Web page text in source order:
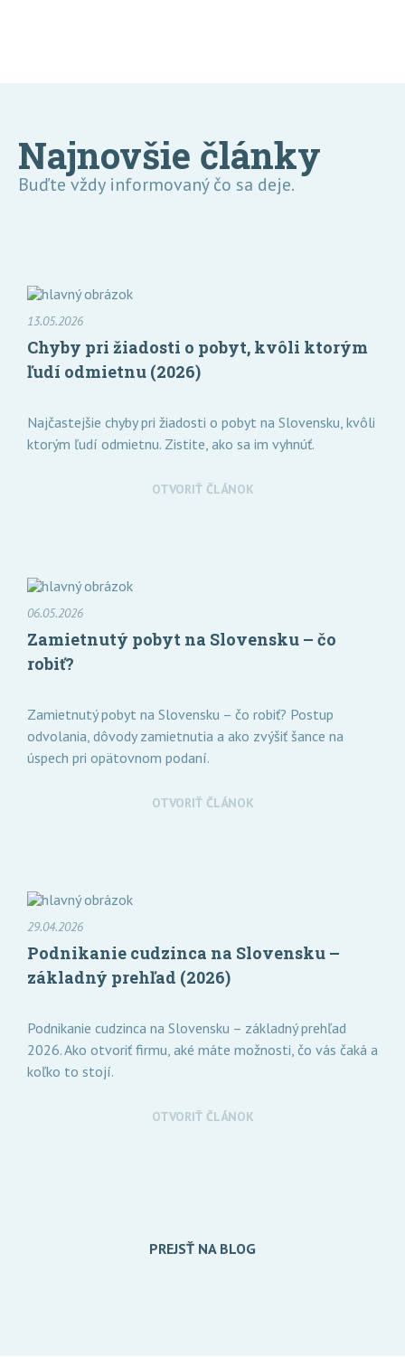
Najnovšie články
Buďte vždy informovaný čo sa deje.
13.05.2026
Chyby pri žiadosti o pobyt, kvôli ktorým
ľudí odmietnu (2026)
Najčastejšie chyby pri žiadosti o pobyt na Slovensku, kvôli
ktorým ľudí odmietnu. Zistite, ako sa im vyhnúť.
OTVORIŤ ČLÁNOK
06.05.2026
Zamietnutý pobyt na Slovensku – čo
robiť?
Zamietnutý pobyt na Slovensku – čo robiť? Postup
odvolania, dôvody zamietnutia a ako zvýšiť šance na
úspech pri opätovnom podaní.
OTVORIŤ ČLÁNOK
29.04.2026
Podnikanie cudzinca na Slovensku –
základný prehľad (2026)
Podnikanie cudzinca na Slovensku – základný prehľad
2026. Ako otvoriť firmu, aké máte možnosti, čo vás čaká a
koľko to stojí.
OTVORIŤ ČLÁNOK
PREJSŤ NA BLOG